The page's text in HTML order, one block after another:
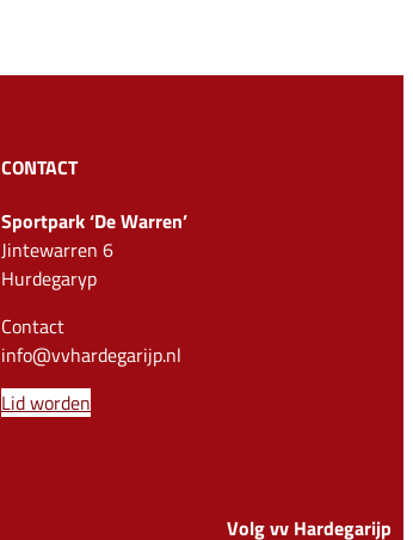
CONTACT
Sportpark ‘De Warren’
Jintewarren 6
Hurdegaryp
Contact
info@vvhardegarijp.nl
Lid worden
Volg vv Hardegarijp